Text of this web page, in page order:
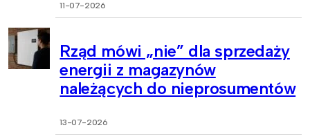
11-07-2026
Rząd mówi „nie” dla sprzedaży
energii z magazynów
należących do nieprosumentów
13-07-2026